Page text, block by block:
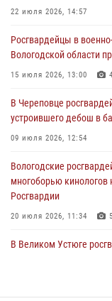
ЗА МИНУВШУЮ
ПРАВОНАРУШИТЕЛЯ
02 августа 2026, 10:37
нарушителя на
31 июля 2026, 06:43
22 июля 2026, 14:57
Росгвардейцы в
Вологодской области
15 июля 2026, 13:00 4
В Череповце
устроившего дебош в
09 июля 2026, 12:54
Вологодские
многоборью кинологов
Росгвардии
20 июля 2026, 11:34 5
В Великом Устюге